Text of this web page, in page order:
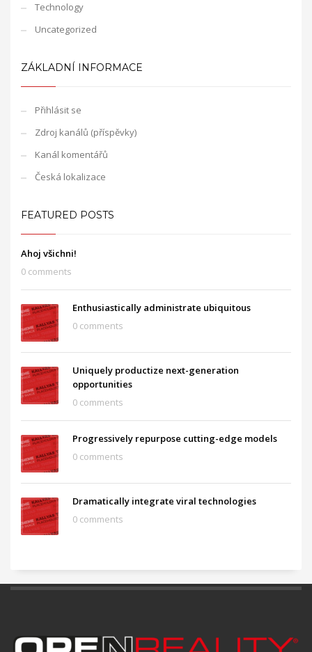
Technology
Uncategorized
ZÁKLADNÍ INFORMACE
Přihlásit se
Zdroj kanálů (příspěvky)
Kanál komentářů
Česká lokalizace
FEATURED POSTS
Ahoj všichni!
0 comments
Enthusiastically administrate ubiquitous
0 comments
Uniquely productize next-generation
opportunities
0 comments
Progressively repurpose cutting-edge models
0 comments
Dramatically integrate viral technologies
0 comments